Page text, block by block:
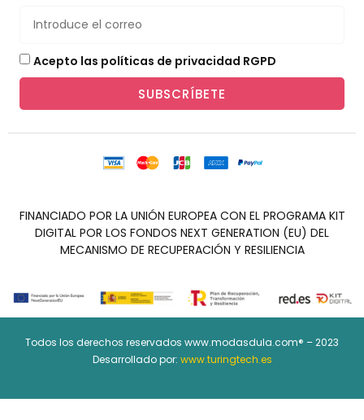
Acepto las políticas de privacidad RGPD
SUBSCRÍBETE
FINANCIADO POR LA UNIÓN EUROPEA CON EL PROGRAMA KIT
DIGITAL POR LOS FONDOS NEXT GENERATION (EU) DEL
MECANISMO DE RECUPERACIÓN Y RESILIENCIA
Todos los derechos reservados www.modasdula.com® – 2023
Desarrollado por: www.turingtech.es